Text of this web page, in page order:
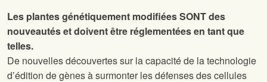
Les plantes génétiquement modifiées SONT des
nouveautés et doivent être réglementées en tant que
telles.
De nouvelles découvertes sur la capacité de la technologie
d’édition de gènes à surmonter les défenses des cellules